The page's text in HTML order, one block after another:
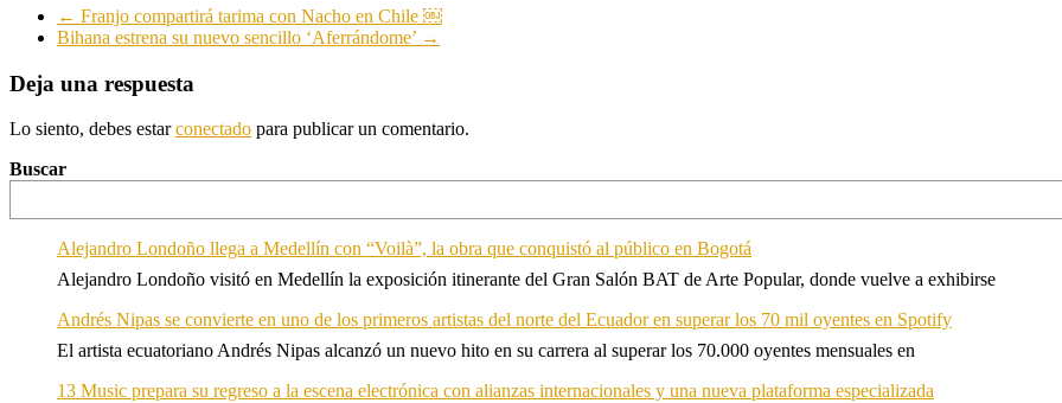
← Franjo compartirá tarima con Nacho en Chile ￼
Bihana estrena su nuevo sencillo ‘Aferrándome’ →
Deja una respuesta
Lo siento, debes estarconectado para publicar un comentario.
Buscar
Alejandro Londoño llega a Medellín con “Voilà”, la obra que conquistó al público en Bogotá
Alejandro Londoño visitó en Medellín la exposición itinerante del Gran Salón BAT de Arte Popular, donde vuelve a exhibirse
Andrés Nipas se convierte en uno de los primeros artistas del norte del Ecuador en superar los 70 mil oyentes en Spotify
El artista ecuatoriano Andrés Nipas alcanzó un nuevo hito en su carrera al superar los 70.000 oyentes mensuales en
13 Music prepara su regreso a la escena electrónica con alianzas internacionales y una nueva plataforma especializada